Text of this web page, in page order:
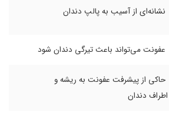
نشانه‌ای از آسیب به پالپ دندان
عفونت می‌تواند باعث تیرگی دندان شود
حاکی از پیشرفت عفونت به ریشه و
اطراف دندان